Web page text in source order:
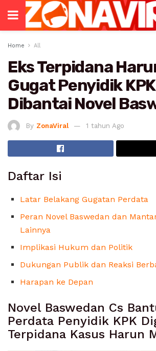
Home All
Eks Terpidana
Gugat Penyidik
Dibantai Novel
By ZonaViral 1 tahun Ago
Daftar Isi
Latar Belakang Gugatan Perdata
Peran Novel Baswedan dan
Lainnya
Implikasi Hukum dan Politik
Dukungan Publik dan Reaksi
Harapan ke Depan
Novel Baswedan Cs
Perdata Penyidik KPK
Terpidana Kasus Harun